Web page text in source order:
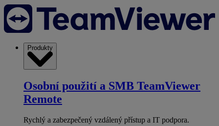
Produkty
Osobní použití a SMB TeamViewer
Remote
Rychlý a zabezpečený vzdálený přístup a IT podpora.